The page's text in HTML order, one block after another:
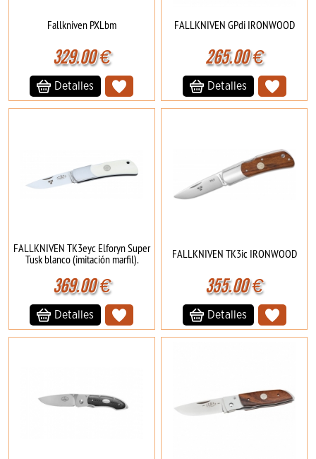
Fallkniven PXLbm
329.00€
Detalles
FALLKNIVEN GPdi IRONWOOD
265.00€
Detalles
FALLKNIVEN TK3eyc Elforyn Super
Tusk blanco (imitación marfil).
369.00€
Detalles
FALLKNIVEN TK3ic IRONWOOD
355.00€
Detalles